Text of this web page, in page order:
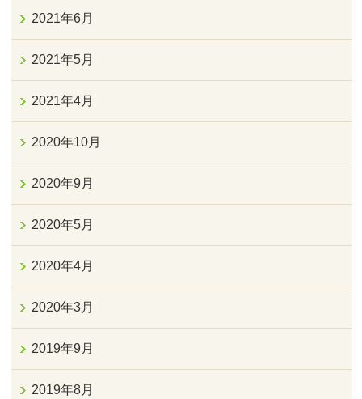
2021年6月
2021年5月
2021年4月
2020年10月
2020年9月
2020年5月
2020年4月
2020年3月
2019年9月
2019年8月